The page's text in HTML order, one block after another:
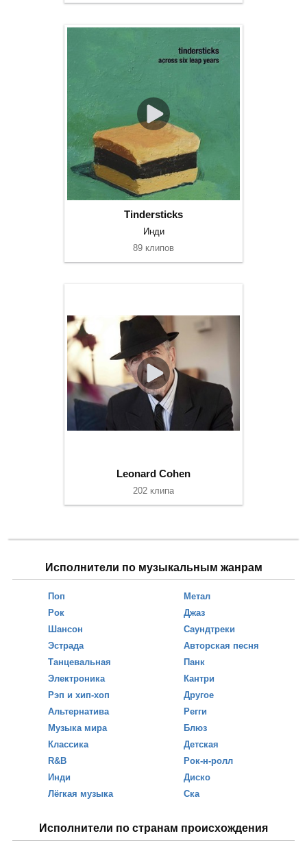
Tindersticks
Инди
89 клипов
Leonard Cohen
202 клипа
Исполнители по музыкальным жанрам
Поп
Рок
Шансон
Эстрада
Танцевальная
Электроника
Рэп и хип-хоп
Альтернатива
Музыка мира
Классика
R&B
Инди
Лёгкая музыка
Метал
Джаз
Саундтреки
Авторская песня
Панк
Кантри
Другое
Регги
Блюз
Детская
Рок-н-ролл
Диско
Ска
Исполнители по странам происхождения